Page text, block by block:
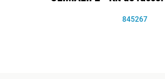
845267